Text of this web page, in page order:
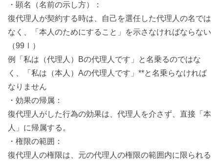
・顕名（名前の示し方）：
復代理人が契約する時は、自己を選任した代理人の名では
なく、「本人のためにすること」を示さなければならない
（99Ⅰ）
例「私は（代理人）Bの代理人です」と名乗るのではな
く、「私は（本人）Aの代理人です」**と名乗らなければ
なりません
・効果の帰属：
復代理人がした行為の効果は、代理人を介さず、直接「本
人」に帰属する。
・権限の範囲：
復代理人の権限は、元の代理人の権限の範囲内に限られる